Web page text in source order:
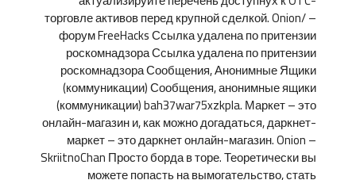
торговле активов перед крупной сделкой. Onion/ –
форум FreeHacks Ссылка удалена по притензии
роскомнадзора Ссылка удалена по притензии
роскомнадзора Сообщения, Анонимные Ящики
(коммуникации) Сообщения, анонимные ящики
(коммуникации) bah37war75xzkpla. Маркет – это
онлайн-магазин и, как можно догадаться, даркнет-
маркет – это даркнет онлайн-магазин. Onion –
SkriitnoChan Просто борда в торе. Теоретически вы
можете попасть на вымогательство, стать